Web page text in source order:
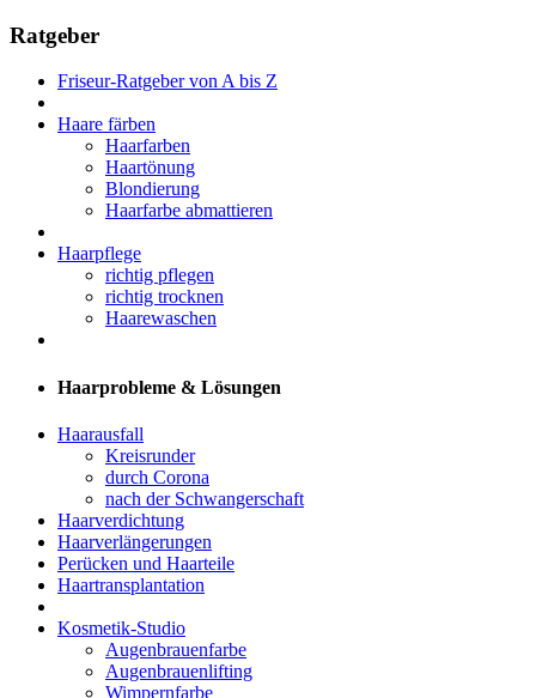
Ratgeber
Friseur-Ratgeber von A bis Z
Haare färben
Haarfarben
Haartönung
Blondierung
Haarfarbe abmattieren
Haarpflege
richtig pflegen
richtig trocknen
Haarewaschen
Haarprobleme & Lösungen
Haarausfall
Kreisrunder
durch Corona
nach der Schwangerschaft
Haarverdichtung
Haarverlängerungen
Perücken und Haarteile
Haartransplantation
Kosmetik-Studio
Augenbrauenfarbe
Augenbrauenlifting
Wimpernfarbe